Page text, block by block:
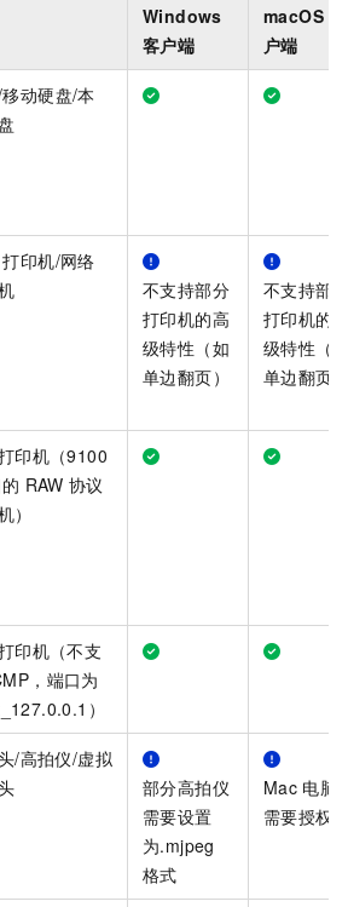
Windows
客户端
macOS
户端
动硬盘/本
打印机/网络
不支持部分
打印机的高
级特性（如
单边翻页）
不支持部
打印机的
级特性（
单边翻页
印机（9100
RAW 协议
）
印机（不支
，端口为
）
/高拍仪/虚拟
部分高拍仪
需要设置
为.mjpeg
格式
Mac 电脑
需要授权